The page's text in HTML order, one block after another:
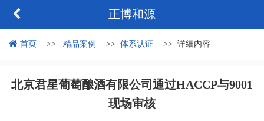
正博和源
首页 精品案例 体系认证 详细内容
北京君星葡萄酿酒有限公司通过HACCP与9001
现场审核